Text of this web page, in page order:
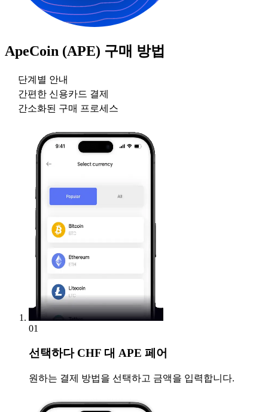
ApeCoin (APE) 구매 방법
단계별 안내
간편한 신용카드 결제
간소화된 구매 프로세스
01
선택하다CHF 대 APE 페어
원하는 결제 방법을 선택하고 금액을 입력합니다.